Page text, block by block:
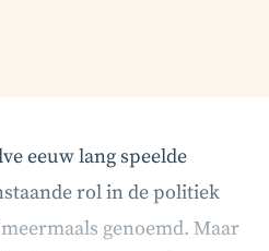
eeuw lang speelde
rol in de politiek
genoemd. Maar